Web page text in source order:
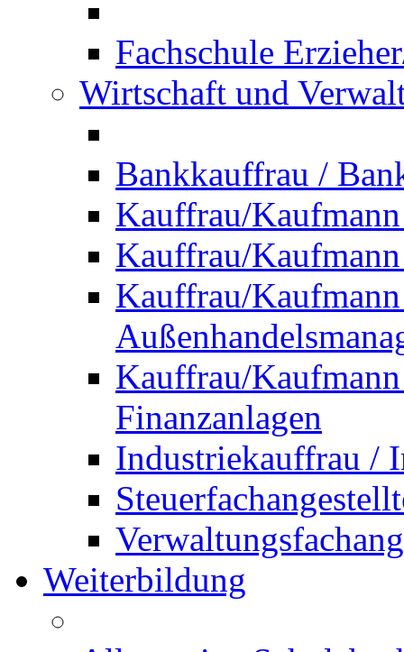
Fachschule
Wirtschaft und
Bankkauffrau /
Kauffrau/
Kauffrau/
Kauffrau/
Kauffrau/
Finanzanlagen
Industriekauffrau /
Weiterbildung